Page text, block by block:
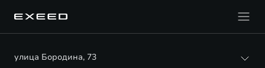
улица Бородина, 73